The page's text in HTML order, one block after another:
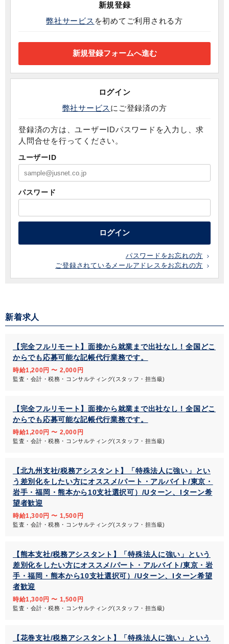
新規登録
弊社サービス を初めてご利用される方
ログイン
弊社サービス にご登録済の方
登録済の方は、ユーザーIDパスワードを入力し、求
人問合せを行ってください。
ユーザーID
パスワード
ログイン
パスワードをお忘れの方
ご登録されているメールアドレスをお忘れの方
新着求人
【完全フルリモート】面接から就業まで出社なし！全国どこ
からでも応募可能な記帳代行業務です。
時給1,200円 〜 2,000円
監査・会計・税務・コンサルティング(スタッフ・担当級)
【完全フルリモート】面接から就業まで出社なし！全国どこ
からでも応募可能な記帳代行業務です。
時給1,200円 〜 2,000円
監査・会計・税務・コンサルティング(スタッフ・担当級)
【北九州支社/税務アシスタント】「特殊法人に強い」とい
う差別化をしたい方にオススメ/パート・アルバイト/東京・
岩手・福岡・熊本から10支社選択可）/Uターン、Iターン希
望者歓迎
時給1,300円 〜 1,500円
監査・会計・税務・コンサルティング(スタッフ・担当級)
【熊本支社/税務アシスタント】「特殊法人に強い」という
差別化をしたい方にオススメ/パート・アルバイト/東京・岩
手・福岡・熊本から10支社選択可）/Uターン、Iターン希望
者歓迎
時給1,300円 〜 1,500円
監査・会計・税務・コンサルティング(スタッフ・担当級)
【花巻支社/税務アシスタント】「特殊法人に強い」という